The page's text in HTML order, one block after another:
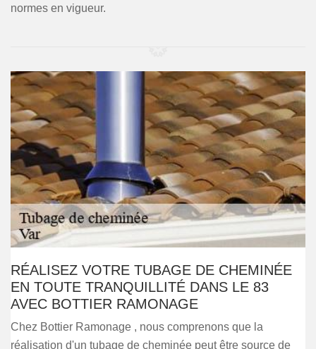
normes en vigueur.
RÉALISEZ VOTRE TUBAGE DE CHEMINÉE
EN TOUTE TRANQUILLITÉ DANS LE 83
AVEC BOTTIER RAMONAGE
Chez Bottier Ramonage , nous comprenons que la
réalisation d'un tubage de cheminée peut être source de